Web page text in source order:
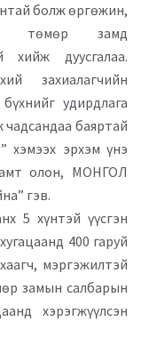
болж өргөжин,
төмөр замд
хийж дуусгалаа.
захиалагчийн
удирдлага
чадсандаа баяртай
эрхэм үнэ
олон, МОНГОЛ
гэв.
5 хүнтэй үүсгэн
400 гаруй
мэргэжилтэй
замын салбарын
хэрэгжүүлсэн